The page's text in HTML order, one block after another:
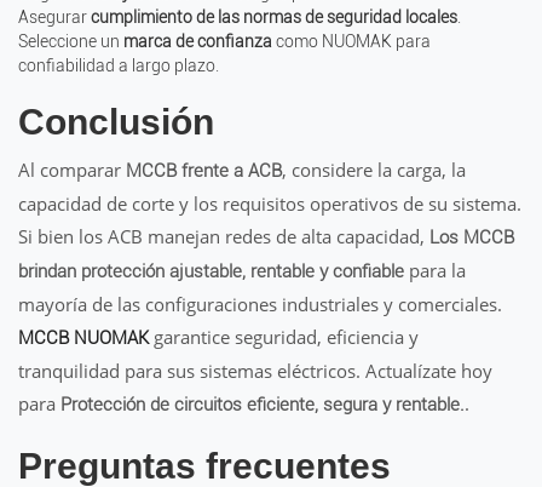
Asegurarcumplimiento de las normas de seguridad locales
Seleccione un marca de confianza como NUOMAK para
confiabilidad a largo plazo.
Conclusión
Al comparar MCCB frente a ACB, considere la carga, la
capacidad de corte y los requisitos operativos de su sistema.
Si bien los ACB manejan redes de alta capacidad, Los MCCB
brindan protección ajustable, rentable y confiable para la
mayoría de las configuraciones industriales y comerciales.
MCCB NUOMAKgarantice seguridad, eficiencia y
tranquilidad para sus sistemas eléctricos. Actualízate hoy
para Protección de circuitos eficiente, segura y rentable..
Preguntas frecuentes